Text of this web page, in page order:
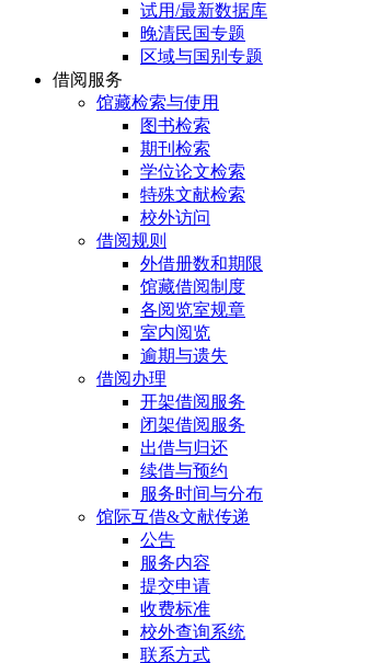
试用/最新数据库
晚清民国专题
区域与国别专题
借阅服务
馆藏检索与使用
图书检索
期刊检索
学位论文检索
特殊文献检索
校外访问
借阅规则
外借册数和期限
馆藏借阅制度
各阅览室规章
室内阅览
逾期与遗失
借阅办理
开架借阅服务
闭架借阅服务
出借与归还
续借与预约
服务时间与分布
馆际互借&文献传递
公告
服务内容
提交申请
收费标准
校外查询系统
联系方式